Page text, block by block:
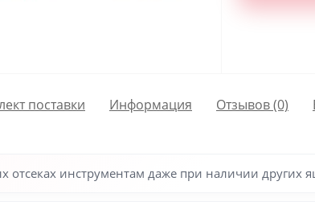
поставки Информация Отзывов (0)
инструментам даже при наличии других